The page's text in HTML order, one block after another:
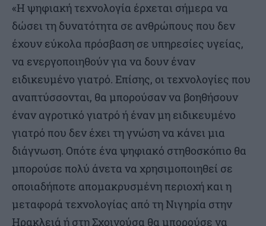
«Η ψηφιακή τεχνολογία έρχεται σήμερα να
δώσει τη δυνατότητα σε ανθρώπους που δεν
έχουν εύκολα πρόσβαση σε υπηρεσίες υγείας,
να ενεργοποιηθούν για να δουν έναν
ειδικευμένο γιατρό. Επίσης, οι τεχνολογίες που
αναπτύσσονται, θα μπορούσαν να βοηθήσουν
έναν αγροτικό γιατρό ή έναν μη ειδικευμένο
γιατρό που δεν έχει τη γνώση να κάνει μια
διάγνωση. Οπότε ένα ψηφιακό στηθοσκόπιο θα
μπορούσε πολύ άνετα να χρησιμοποιηθεί σε
οποιαδήποτε απομακρυσμένη περιοχή και η
μεταφορά τεχνολογίας από τη Νιγηρία στην
Ηρακλειά ή στη Σχοινούσα θα μπορούσε να